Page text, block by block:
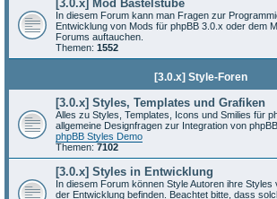
[3.0.x] Mod Bastelstube
In diesem Forum kann man Fragen zur
Entwicklung von Mods für phpBB 3.0.x oder dem
Forums auftauchen.
Themen: 1552
[3.0.x] Style-Foren
[3.0.x] Styles, Templates und Grafiken
Alles zu Styles, Templates, Icons und Smilies für
allgemeine Designfragen zur Integration von
phpBB Styles Demo
Themen: 7102
[3.0.x] Styles in Entwicklung
In diesem Forum können Style Autoren ihre
der Entwicklung befinden. Beachtet bitte, dass